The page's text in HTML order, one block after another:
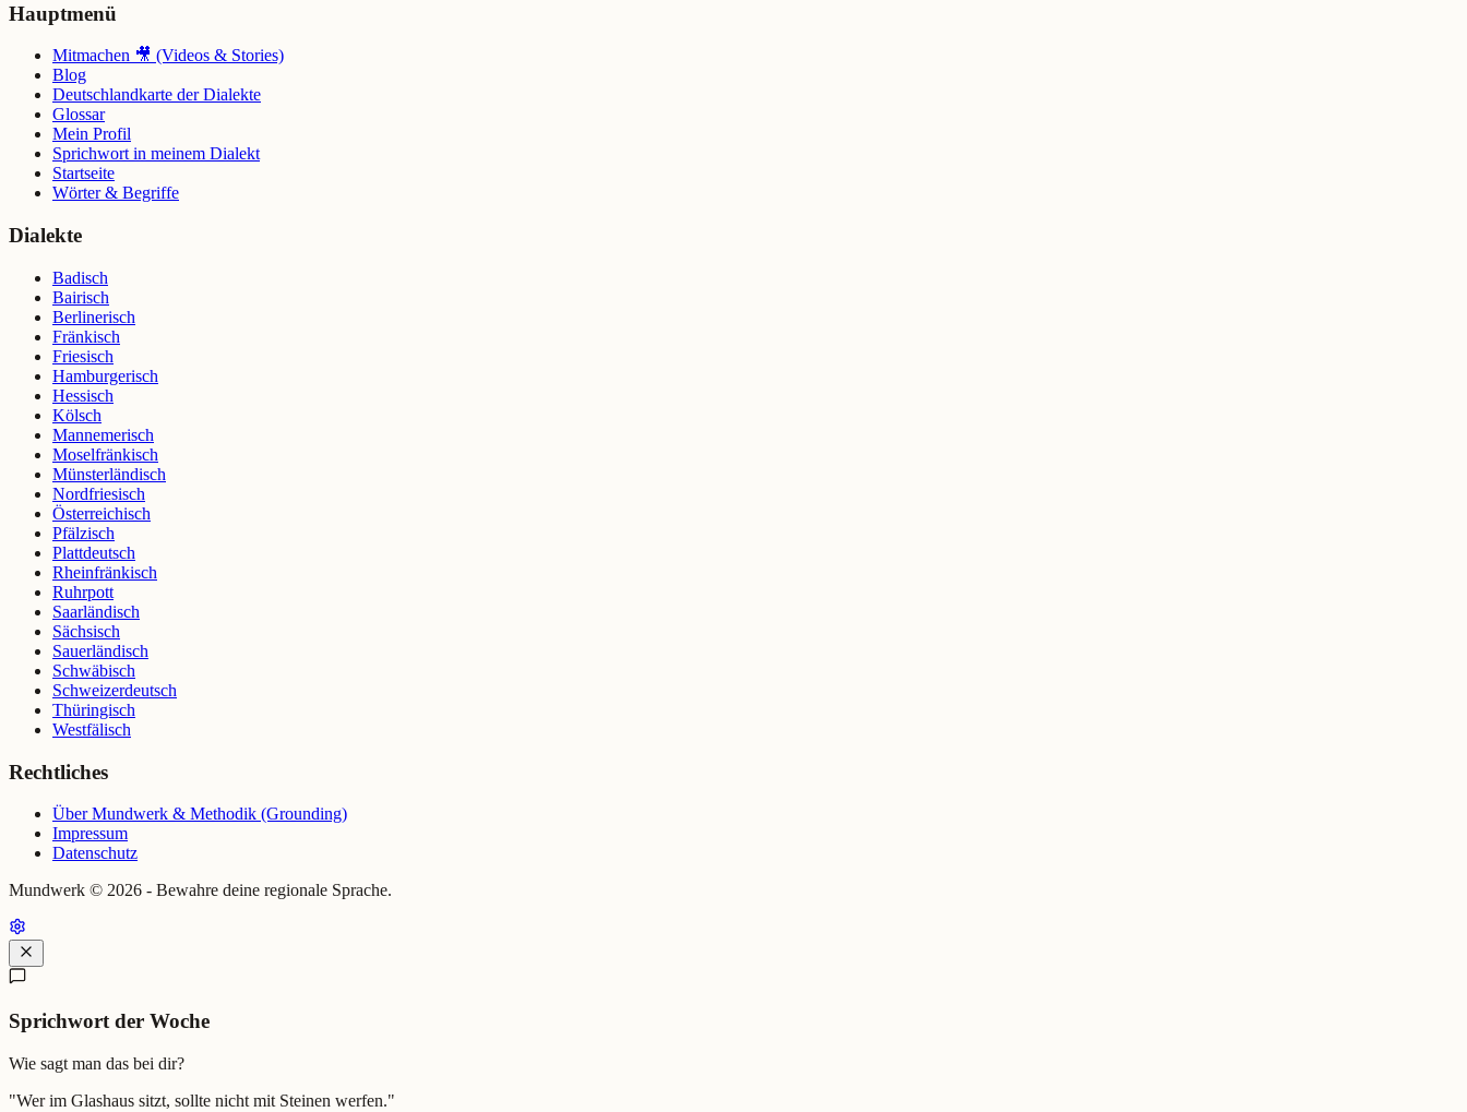
Hauptmenü
Mitmachen 🎥 (Videos & Stories)
Blog
Deutschlandkarte der Dialekte
Glossar
Mein Profil
Sprichwort in meinem Dialekt
Startseite
Wörter & Begriffe
Dialekte
Badisch
Bairisch
Berlinerisch
Fränkisch
Friesisch
Hamburgerisch
Hessisch
Kölsch
Mannemerisch
Moselfränkisch
Münsterländisch
Nordfriesisch
Österreichisch
Pfälzisch
Plattdeutsch
Rheinfränkisch
Ruhrpott
Saarländisch
Sächsisch
Sauerländisch
Schwäbisch
Schweizerdeutsch
Thüringisch
Westfälisch
Rechtliches
Über Mundwerk & Methodik (Grounding)
Impressum
Datenschutz
Mundwerk © 2026 - Bewahre deine regionale Sprache.
Sprichwort der Woche
Wie sagt man das bei dir?
"Wer im Glashaus sitzt, sollte nicht mit Steinen werfen."